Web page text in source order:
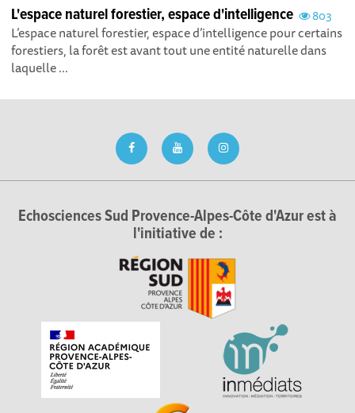
803
L'espace naturel forestier, espace d'intelligence
L’espace naturel forestier, espace d’intelligence pour certains
forestiers, la forêt est avant tout une entité naturelle dans
laquelle ...
Echosciences Sud Provence-Alpes-Côte d'Azur est à
l'initiative de :